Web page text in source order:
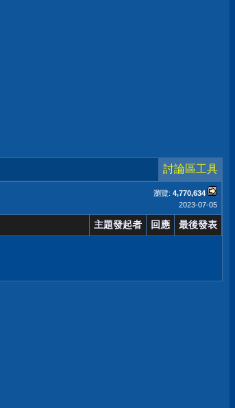
討論區工具
瀏覽: 4,770,634
2023-07-05
主題發起者 回應 最後發表